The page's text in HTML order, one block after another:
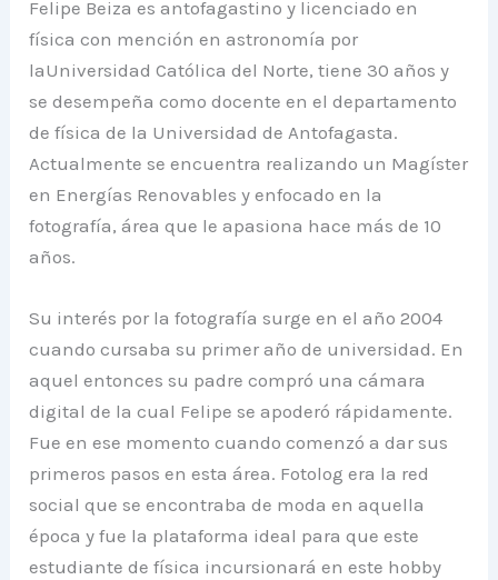
Felipe Beiza es antofagastino y licenciado en
física con mención en astronomía por
laUniversidad Católica del Norte, tiene 30 años y
se desempeña como docente en el departamento
de física de la Universidad de Antofagasta.
Actualmente se encuentra realizando un Magíster
en Energías Renovables y enfocado en la
fotografía, área que le apasiona hace más de 10
años.
Su interés por la fotografía surge en el año 2004
cuando cursaba su primer año de universidad. En
aquel entonces su padre compró una cámara
digital de la cual Felipe se apoderó rápidamente.
Fue en ese momento cuando comenzó a dar sus
primeros pasos en esta área. Fotolog era la red
social que se encontraba de moda en aquella
época y fue la plataforma ideal para que este
estudiante de física incursionará en este hobby